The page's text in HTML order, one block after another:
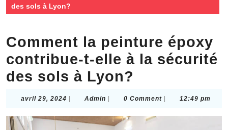
des sols à Lyon?
Comment la peinture époxy
contribue-t-elle à la sécurité
des sols à Lyon?
avril 29, 2024 avril
2024
Admin Admin0 Comment 12:49 pm